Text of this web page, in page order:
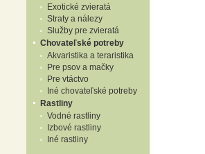
Exotické zvieratá
Straty a nálezy
Služby pre zvieratá
Chovateľské potreby
Akvaristika a teraristika
Pre psov a mačky
Pre vtáctvo
Iné chovateľské potreby
Rastliny
Vodné rastliny
Izbové rastliny
Iné rastliny